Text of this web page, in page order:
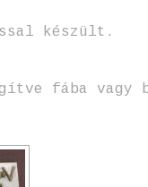
készült.
fába